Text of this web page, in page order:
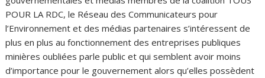
POUR LA RDC, le Réseau des Communicateurs pour
l’Environnement et des médias partenaires s’intéressent de
plus en plus au fonctionnement des entreprises publiques
minières oubliées parle public et qui semblent avoir moins
d’importance pour le gouvernement alors qu’elles possèdent